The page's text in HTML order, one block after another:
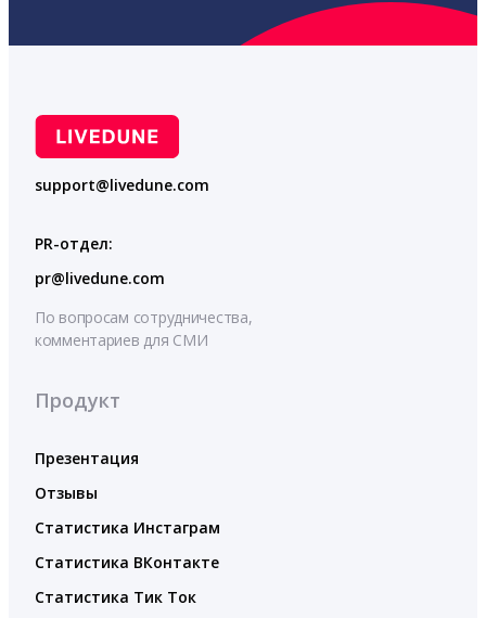
support@livedune.com
PR-отдел:
pr@livedune.com
По вопросам сотрудничества,
комментариев для СМИ
Продукт
Презентация
Отзывы
Статистика Инстаграм
Статистика ВКонтакте
Статистика Тик Ток